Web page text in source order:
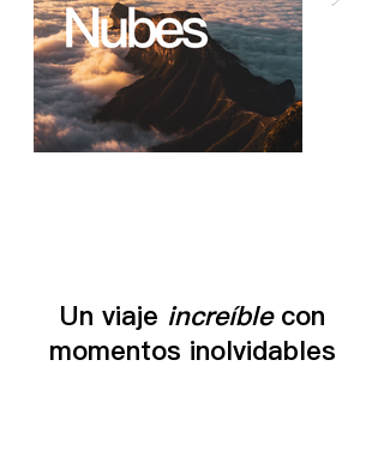
Un viaje increíblecon
momentos inolvidables